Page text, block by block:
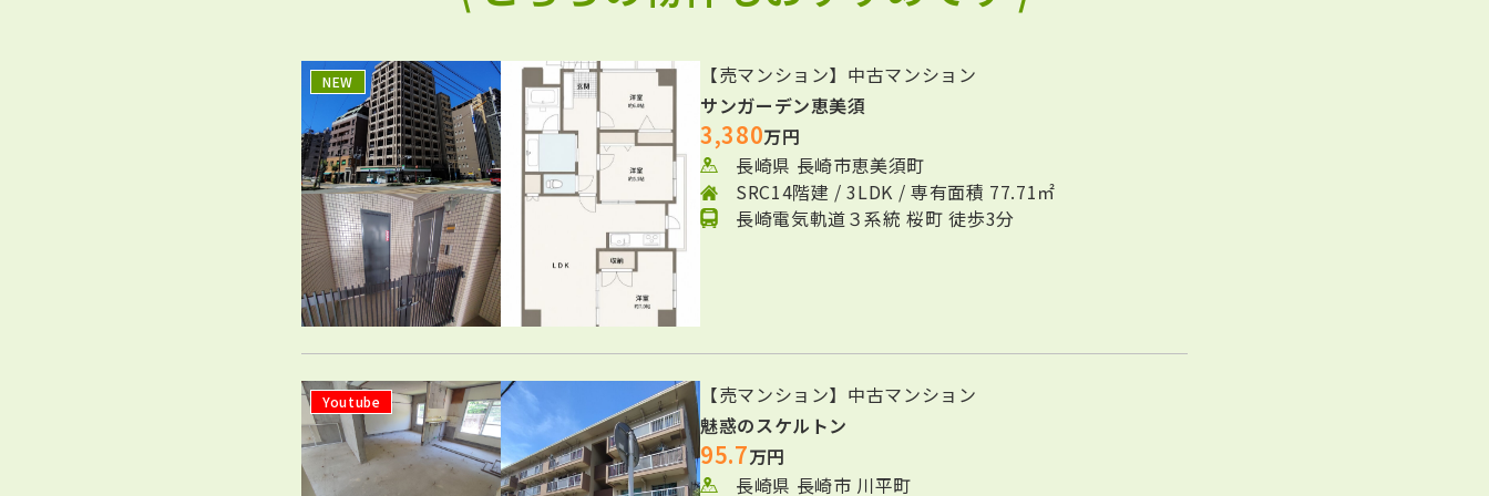
NEW
【売マンション】中古マンション
サンガーデン恵美須
3,380万円
長崎県 長崎市恵美須町
SRC14階建 / 3LDK / 専有面積 77.71㎡
長崎電気軌道３系統 桜町 徒歩3分
Youtube
【売マンション】中古マンション
魅惑のスケルトン
95.7万円
長崎県 長崎市 川平町